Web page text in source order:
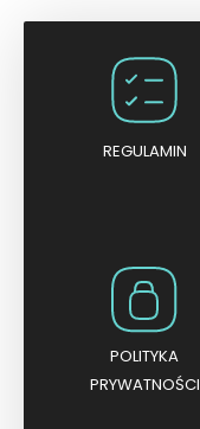
REGULAMIN
POLITYKA
PRYWATNOŚCI